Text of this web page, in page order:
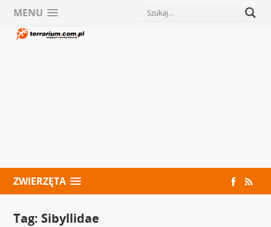
MENU
ZWIERZĘTA
Tag: Sibyllidae